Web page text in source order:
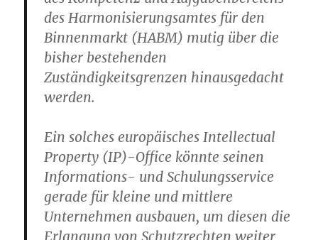
des Harmonisierungsamtes für den
Binnenmarkt (HABM) mutig über die
bisher bestehenden
Zuständigkeitsgrenzen hinausgedacht
werden.
Ein solches europäisches Intellectual
Property (IP)-Office könnte seinen
Informations- und Schulungsservice
gerade für kleine und mittlere
Unternehmen ausbauen, um diesen die
Erlangung von Schutzrechten weiter